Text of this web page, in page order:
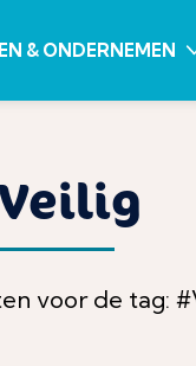
& ONDERNEMEN
voor de tag: